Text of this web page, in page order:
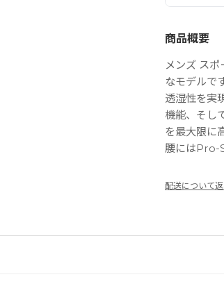
商品概要
メンズ ス
なモデルで
透湿性を実
機能、そし
を最大限に
腰にはPro-
配送について